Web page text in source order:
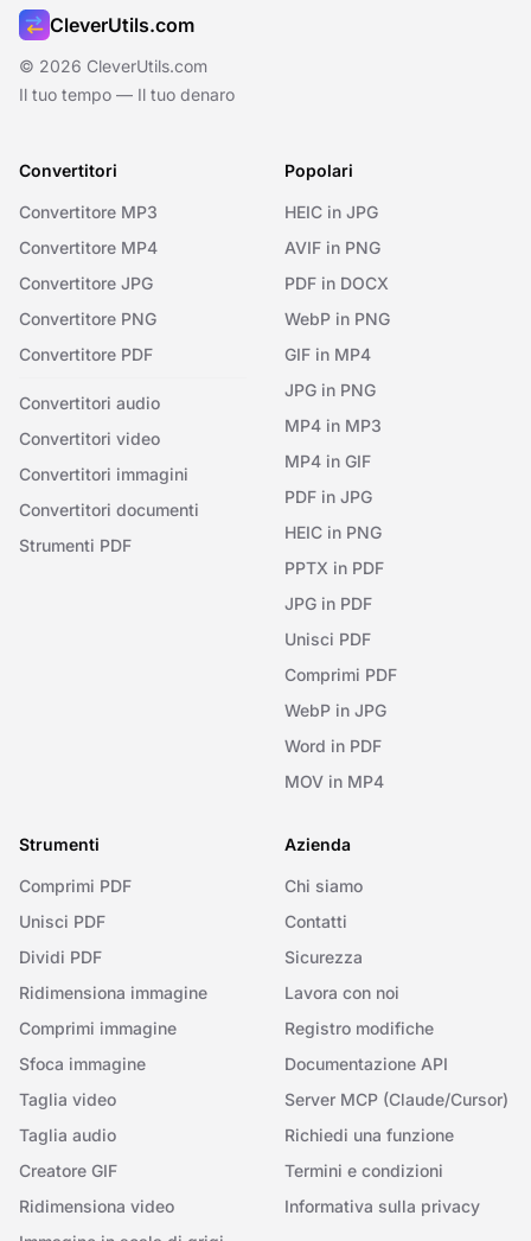
CleverUtils.com
© 2026 CleverUtils.com
Il tuo tempo — Il tuo denaro
Convertitori
Convertitore MP3
Convertitore MP4
Convertitore JPG
Convertitore PNG
Convertitore PDF
Convertitori audio
Convertitori video
Convertitori immagini
Convertitori documenti
Strumenti PDF
Popolari
HEIC in JPG
AVIF in PNG
PDF in DOCX
WebP in PNG
GIF in MP4
JPG in PNG
MP4 in MP3
MP4 in GIF
PDF in JPG
HEIC in PNG
PPTX in PDF
JPG in PDF
Unisci PDF
Comprimi PDF
WebP in JPG
Word in PDF
MOV in MP4
Strumenti
Comprimi PDF
Unisci PDF
Dividi PDF
Ridimensiona immagine
Comprimi immagine
Sfoca immagine
Taglia video
Taglia audio
Creatore GIF
Ridimensiona video
Azienda
Chi siamo
Contatti
Sicurezza
Lavora con noi
Registro modifiche
Documentazione API
Server MCP (Claude/Cursor)
Richiedi una funzione
Termini e condizioni
Informativa sulla privacy